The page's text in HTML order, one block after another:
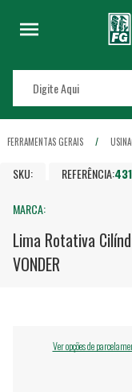
FERRAMENTAS GERAIS
SKU: REFERÊNCIA:
MARCA:
Lima Rotativa
VONDER
Ver opções de